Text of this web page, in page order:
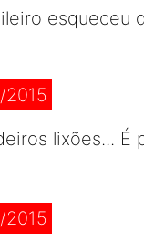
esqueceu
lixões...